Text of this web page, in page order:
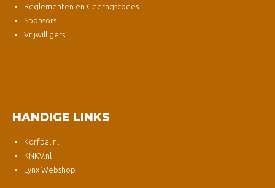
Reglementen en Gedragscodes
Sponsors
Vrijwilligers
HANDIGE LINKS
Korfbal.nl
KNKV.nl
Lynx Webshop